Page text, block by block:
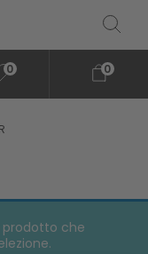
0 0
prodotto che